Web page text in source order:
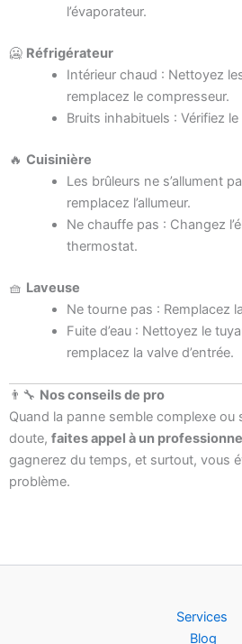
l’évaporateur.
🥶 Réfrigérateur
Intérieur chaud : Nettoyez
remplacez le compresseur.
Bruits inhabituels : Vérifiez
🔥 Cuisinière
Les brûleurs ne s’allument
remplacez l’allumeur.
Ne chauffe pas : Changez
thermostat.
🧺 Laveuse
Ne tourne pas : Remplacez
Fuite d’eau : Nettoyez le
remplacez la valve d’entrée.
👨‍🔧 Nos conseils de pro
Quand la panne semble complexe ou
doute, faites appel à un
gagnerez du temps, et surtout, vous
problème.
Services
Blog